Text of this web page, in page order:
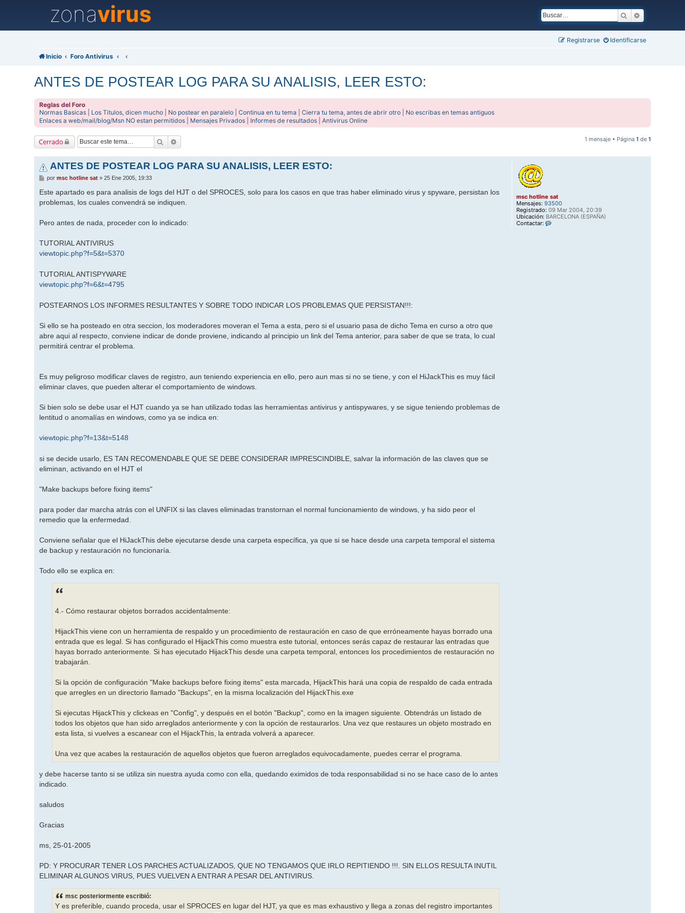
zonavirus Buscar
Identificarse
Registrarse
Inicio Foro Antivirus
ANTES DE POSTEAR LOG PARA SU ANALISIS, LEER ESTO:
Reglas del Foro
Normas Basicas
Los Titulos, dicen mucho No postear en paralelo |Continua en tu tema |Cierra tu tema, antes de abrir otro
No escribas en temas antiguos
Enlaces a web/mail/blog/Msn NO estan permitidos
Mensajes Privados Informes de resultados |Antivirus Online
Cerrado Buscar 1 mensaje • Página 1 de 1
msc hotline sat
Mensajes: 93500
Registrado: 09 Mar 2004, 20:39
Ubicación: BARCELONA (ESPAÑA)
Contactar:
ANTES DE POSTEAR LOG PARA SU ANALISIS, LEER ESTO:
M
n
a
pormsc hotline sat »25 Ene 2005, 19:33
Este apartado es para analisis de logs del HJT o del SPROCES, solo para los casos en que tras haber eliminado virus y spyware, persistan los
problemas, los cuales convendrá se indiquen.
Pero antes de nada, proceder con lo indicado:
TUTORIAL ANTIVIRUS
viewtopic.php?f=5&t=5370
TUTORIAL ANTISPYWARE
viewtopic.php?f=6&t=4795
POSTEARNOS LOS INFORMES RESULTANTES Y SOBRE TODO INDICAR LOS PROBLEMAS QUE PERSISTAN!!!:
Si ello se ha posteado en otra seccion, los moderadores moveran el Tema a esta, pero si el usuario pasa de dicho Tema en curso a otro que
abre aqui al respecto, conviene indicar de donde proviene, indicando al principio un link del Tema anterior, para saber de que se trata, lo cual
permitirá centrar el problema.
Es muy peligroso modificar claves de registro, aun teniendo experiencia en ello, pero aun mas si no se tiene, y con el HiJackThis es muy fácil
eliminar claves, que pueden alterar el comportamiento de windows.
Si bien solo se debe usar el HJT cuando ya se han utilizado todas las herramientas antivirus y antispywares, y se sigue teniendo problemas de
lentitud o anomalías en windows, como ya se indica en:
viewtopic.php?f=13&t=5148
si se decide usarlo, ES TAN RECOMENDABLE QUE SE DEBE CONSIDERAR IMPRESCINDIBLE, salvar la información de las claves que se
eliminan, activando en el HJT el
"Make backups before fixing items"
para poder dar marcha atrás con el UNFIX si las claves eliminadas transtornan el normal funcionamiento de windows, y ha sido peor el
remedio que la enfermedad.
Conviene señalar que el HiJackThis debe ejecutarse desde una carpeta específica, ya que si se hace desde una carpeta temporal el sistema
de backup y restauración no funcionaría.
Todo ello se explica en:
4.- Cómo restaurar objetos borrados accidentalmente:
HijackThis viene con un herramienta de respaldo y un procedimiento de restauración en caso de que erróneamente hayas borrado una
entrada que es legal. Si has configurado el HijackThis como muestra este tutorial, entonces serás capaz de restaurar las entradas que
hayas borrado anteriormente. Si has ejecutado HijackThis desde una carpeta temporal, entonces los procedimientos de restauración no
trabajarán.
Si la opción de configuración "Make backups before fixing items" esta marcada, HijackThis hará una copia de respaldo de cada entrada
que arregles en un directorio llamado "Backups", en la misma localización del HijackThis.exe
Si ejecutas HijackThis y clickeas en "Config", y después en el botón "Backup", como en la imagen siguiente. Obtendrás un listado de
todos los objetos que han sido arreglados anteriormente y con la opción de restaurarlos. Una vez que restaures un objeto mostrado en
esta lista, si vuelves a escanear con el HijackThis, la entrada volverá a aparecer.
Una vez que acabes la restauración de aquellos objetos que fueron arreglados equivocadamente, puedes cerrar el programa.
y debe hacerse tanto si se utiliza sin nuestra ayuda como con ella, quedando eximidos de toda responsabilidad si no se hace caso de lo antes
indicado.
saludos
Gracias
ms, 25-01-2005
PD: Y PROCURAR TENER LOS PARCHES ACTUALIZADOS, QUE NO TENGAMOS QUE IRLO REPITIENDO !!!. SIN ELLOS RESULTA INUTIL
ELIMINAR ALGUNOS VIRUS, PUES VUELVEN A ENTRAR A PESAR DEL ANTIVIRUS.
msc posteriormente escribió:
Y es preferible, cuando proceda, usar el SPROCES en lugar del HJT, ya que es mas exhaustivo y llega a zonas del registro importantes